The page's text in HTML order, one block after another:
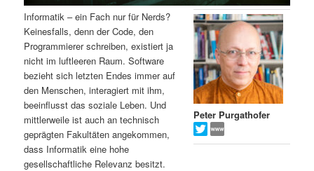
l
t
s
p
h
a
l
t
Peter Purgathofer
Informatik – ein Fach nur für Nerds?
Keinesfalls, denn der Code, den
Programmierer schreiben, existiert ja
nicht im luftleeren Raum. Software
bezieht sich letzten Endes immer auf
den Menschen, interagiert mit ihm,
beeinflusst das soziale Leben. Und
mittlerweile ist auch an technisch
geprägten Fakultäten angekommen,
dass Informatik eine hohe
gesellschaftliche Relevanz besitzt.